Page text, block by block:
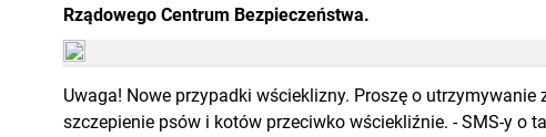
Rządowego Centrum Bezpieczeństwa.
Uwaga! Nowe przypadki wścieklizny. Proszę o
szczepienie psów i kotów przeciwko wściekliźnie. - SMS-y o